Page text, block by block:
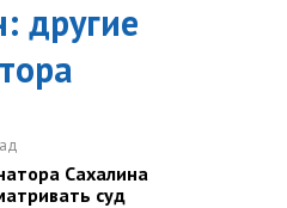
: другие
Сахалина
суд